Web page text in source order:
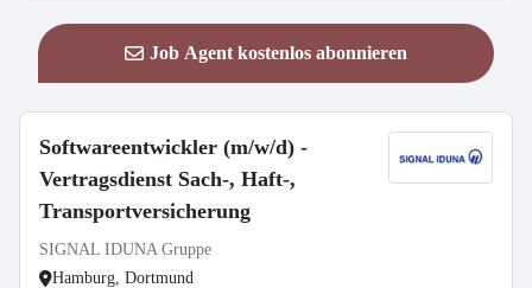
Job Agent kostenlos abonnieren
Softwareentwickler (m/w/d) -
Vertragsdienst Sach-, Haft-,
Transportversicherung
SIGNAL IDUNA Gruppe
Hamburg, Dortmund